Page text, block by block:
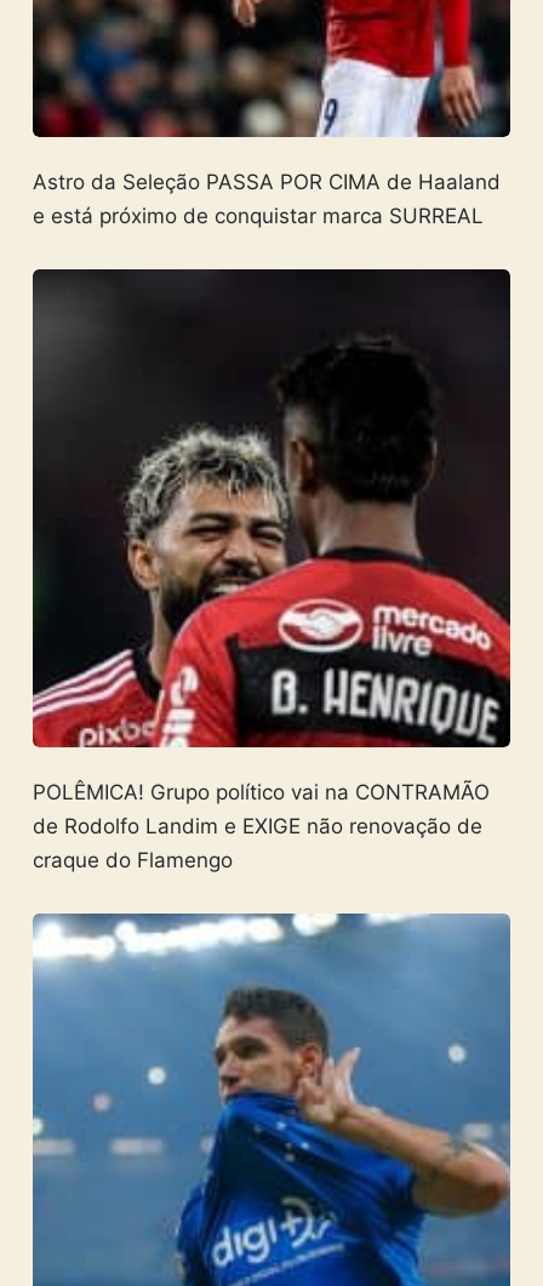
Astro da Seleção PASSA POR CIMA de Haaland
e está próximo de conquistar marca SURREAL
POLÊMICA! Grupo político vai na CONTRAMÃO
de Rodolfo Landim e EXIGE não renovação de
craque do Flamengo